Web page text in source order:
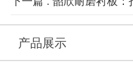
产品展示